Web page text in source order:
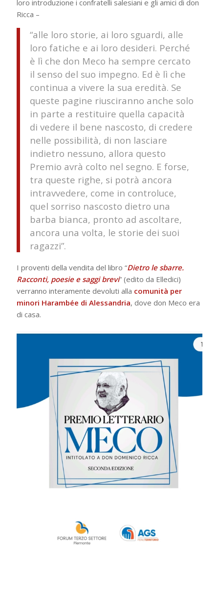
loro introduzione i confratelli salesiani e gli amici di don
Ricca –
“alle loro storie, ai loro sguardi, alle
loro fatiche e ai loro desideri. Perché
è lì che don Meco ha sempre cercato
il senso del suo impegno. Ed è lì che
continua a vivere la sua eredità. Se
queste pagine riusciranno anche solo
in parte a restituire quella capacità
di vedere il bene nascosto, di credere
nelle possibilità, di non lasciare
indietro nessuno, allora questo
Premio avrà colto nel segno. E forse,
tra queste righe, si potrà ancora
intravvedere, come in controluce,
quel sorriso nascosto dietro una
barba bianca, pronto ad ascoltare,
ancora una volta, le storie dei suoi
ragazzi”.
I proventi della vendita del libro “Dietro le sbarre.
Racconti, poesie e saggi brevi” (edito da Elledici)
verranno interamente devoluti alla comunità per
minori Harambée di Alessandria, dove don Meco era
di casa.